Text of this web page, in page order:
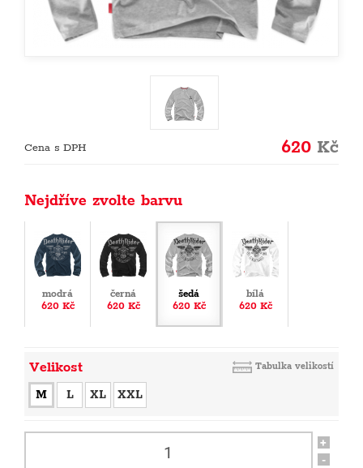
Cena s DPH 620 Kč
Nejdříve zvolte barvu
modrá
620 Kč
černá
620 Kč
šedá
620 Kč
bílá
620 Kč
Velikost Tabulka velikostí
M L XL XXL
+
-